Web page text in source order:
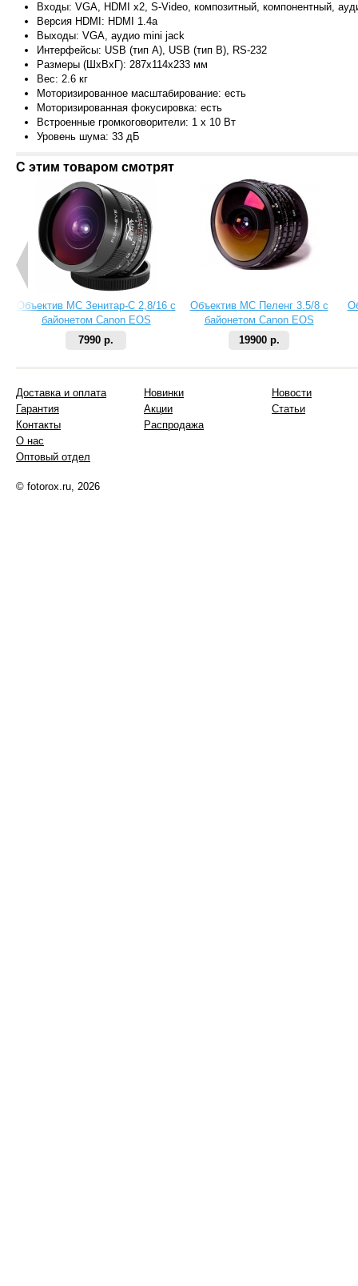
Входы: VGA, HDMI x2, S-Video, композитный, компонентный,
Версия HDMI: HDMI 1.4a
Выходы: VGA, аудио mini jack
Интерфейсы: USB (тип A), USB (тип B), RS-232
Размеры (ШxВxГ): 287x114x233 мм
Вес: 2.6 кг
Моторизированное масштабирование: есть
Моторизированная фокусировка: есть
Встроенные громкоговорители: 1 x 10 Вт
Уровень шума: 33 дБ
С этим товаром смотрят
Объектив МС Зенитар-C 2,8/16 с
байонетом Canon EOS
7990 р.
Объектив МС Пеленг 3.5/8 с
байонетом Canon EOS
19900 р.
Доставка и оплата
Гарантия
Контакты
О нас
Оптовый отдел
Новинки
Акции
Распродажа
Новости
Статьи
© fotorox.ru, 2026